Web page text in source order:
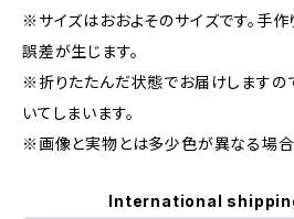
※サイズはおおよそのサイズです。手
誤差が生じます。
※折りたたんだ状態でお届けしますの
いてしまいます。
※画像と実物とは多少色が異なる場合
International